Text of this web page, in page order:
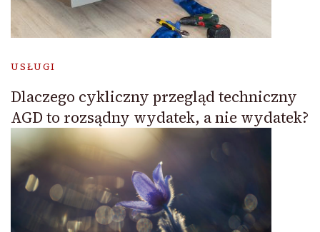
USŁUGI
Dlaczego cykliczny przegląd techniczny
AGD to rozsądny wydatek, a nie wydatek?